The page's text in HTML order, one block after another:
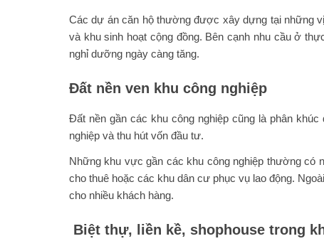
Các dự án căn hộ thường được xây dựng tại những
và khu sinh hoạt cộng đồng. Bên cạnh nhu cầu ở
nghỉ dưỡng ngày càng tăng.
Đất nền ven khu công nghiệp
Đất nền gần các khu công nghiệp cũng là phân
nghiệp và thu hút vốn đầu tư.
Những khu vực gần các khu công nghiệp thường có
cho thuê hoặc các khu dân cư phục vụ lao động.
cho nhiều khách hàng.
Biệt thự, liền kề, shophouse trong